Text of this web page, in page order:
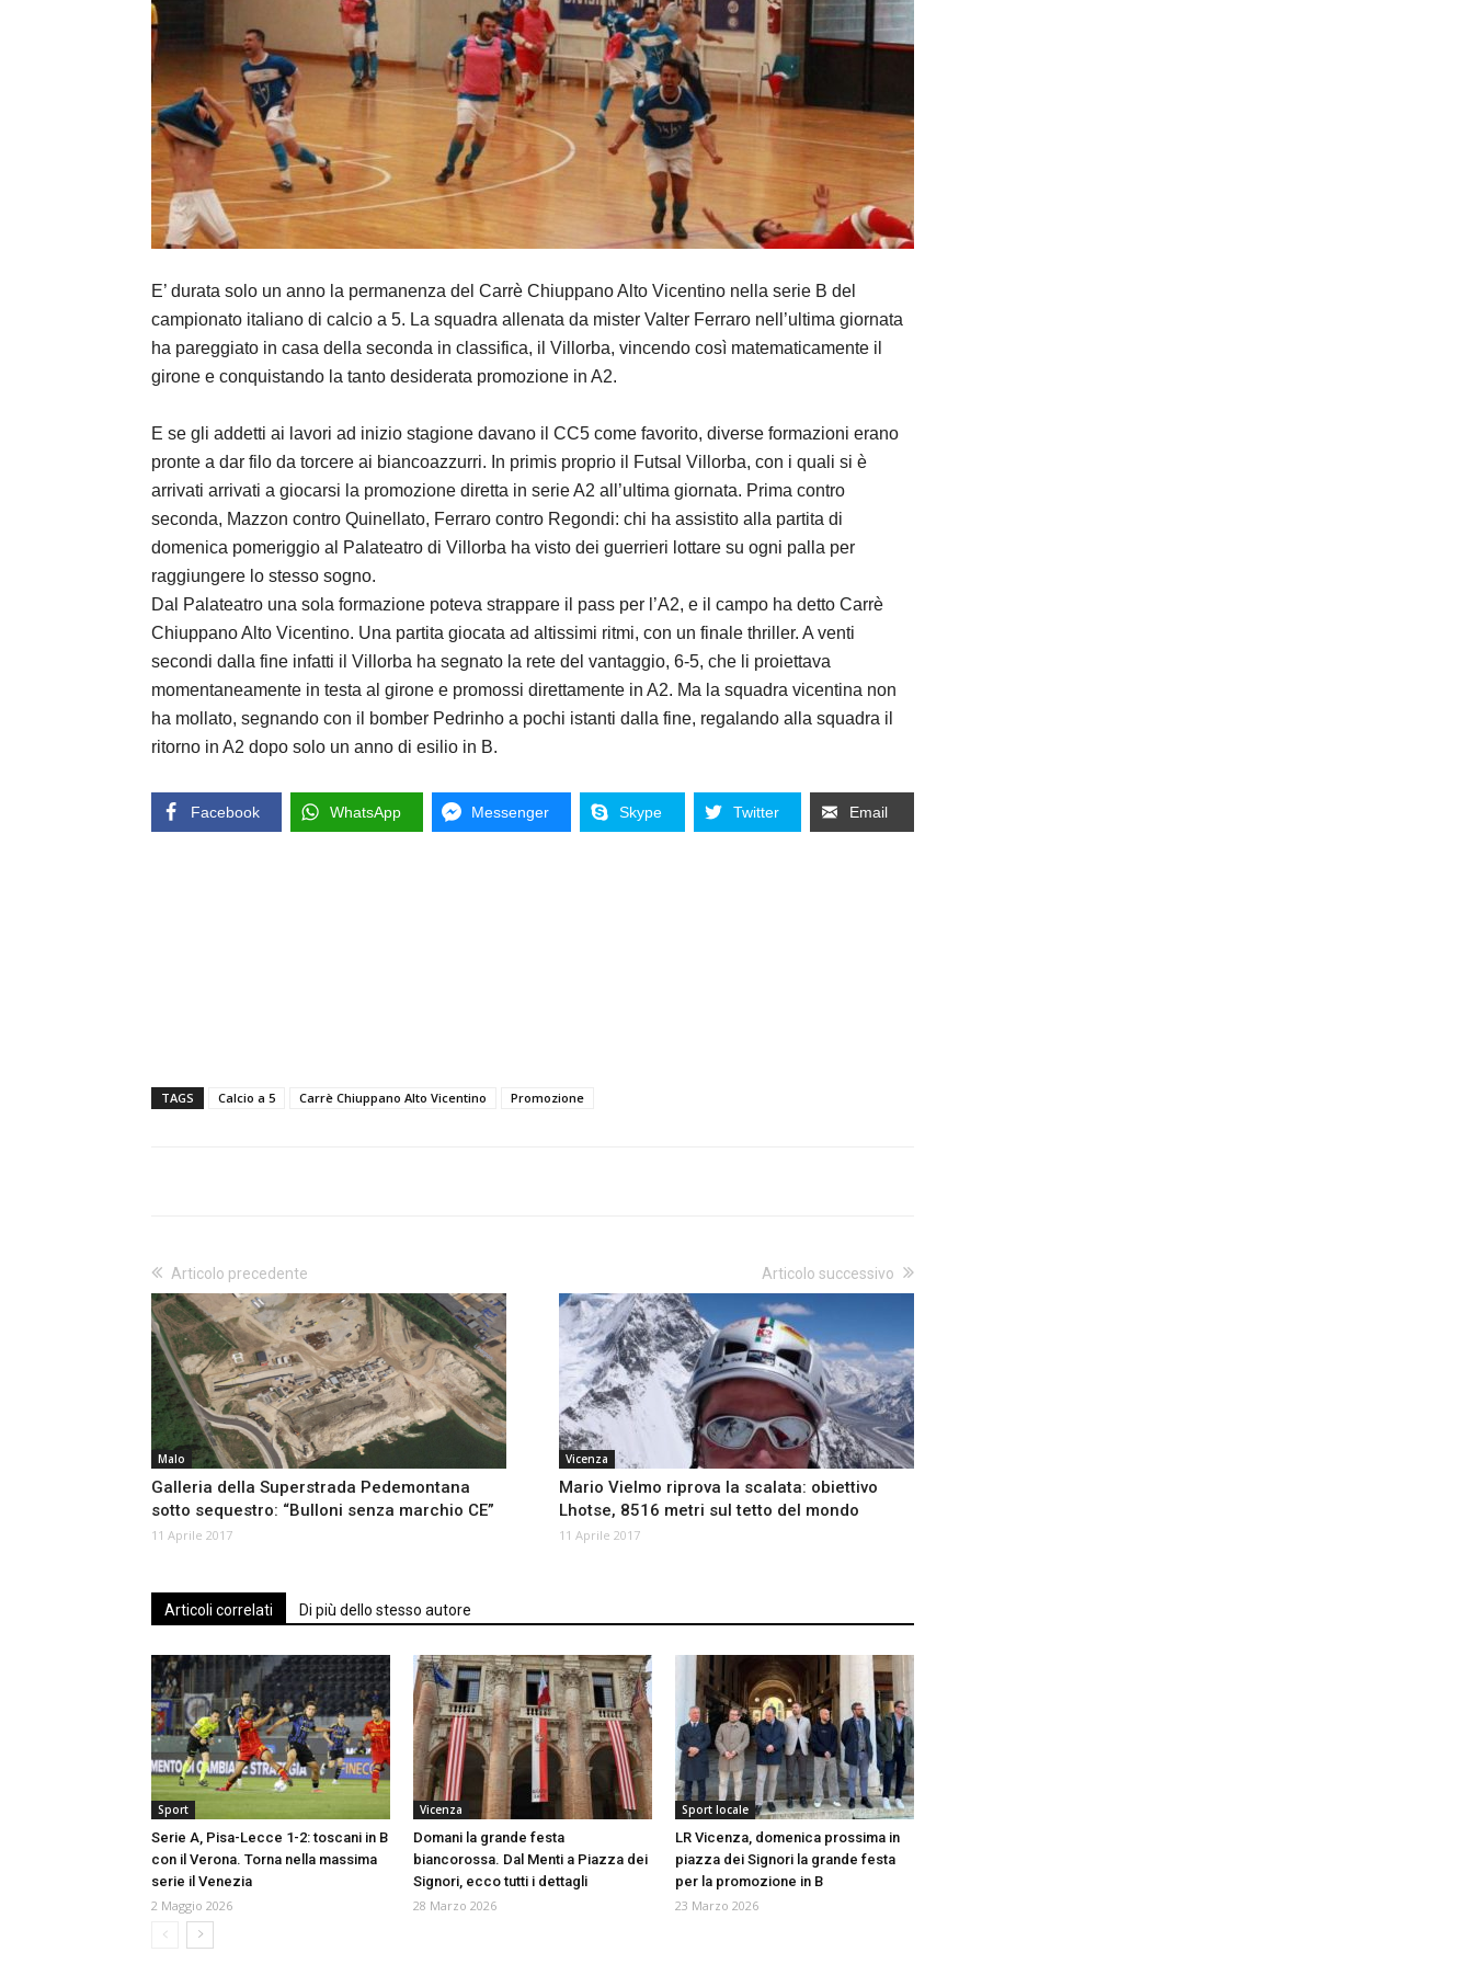
E’ durata solo un anno la permanenza del Carrè Chiuppano Alto Vicentino nella serie B del
campionato italiano di calcio a 5. La squadra allenata da mister Valter Ferraro nell’ultima giornata
ha pareggiato in casa della seconda in classifica, il Villorba, vincendo così matematicamente il
girone e conquistando la tanto desiderata promozione in A2.
E se gli addetti ai lavori ad inizio stagione davano il CC5 come favorito, diverse formazioni erano
pronte a dar filo da torcere ai biancoazzurri. In primis proprio il Futsal Villorba, con i quali si è
arrivati arrivati a giocarsi la promozione diretta in serie A2 all’ultima giornata. Prima contro
seconda, Mazzon contro Quinellato, Ferraro contro Regondi: chi ha assistito alla partita di
domenica pomeriggio al Palateatro di Villorba ha visto dei guerrieri lottare su ogni palla per
raggiungere lo stesso sogno.
Dal Palateatro una sola formazione poteva strappare il pass per l’A2, e il campo ha detto Carrè
Chiuppano Alto Vicentino. Una partita giocata ad altissimi ritmi, con un finale thriller. A venti
secondi dalla fine infatti il Villorba ha segnato la rete del vantaggio, 6-5, che li proiettava
momentaneamente in testa al girone e promossi direttamente in A2. Ma la squadra vicentina non
ha mollato, segnando con il bomber Pedrinho a pochi istanti dalla fine, regalando alla squadra il
ritorno in A2 dopo solo un anno di esilio in B.
Facebook WhatsApp Messenger Skype Twitter Email
TAGS Calcio a 5 Carrè Chiuppano Alto Vicentino Promozione
Articolo precedente
Malo
Galleria della Superstrada Pedemontana
sotto sequestro: “Bulloni senza marchio CE”
11 Aprile 2017
Articolo successivo
Vicenza
Mario Vielmo riprova la scalata: obiettivo
Lhotse, 8516 metri sul tetto del mondo
11 Aprile 2017
Articoli correlati Di più dello stesso autore
Sport
Serie A, Pisa-Lecce 1-2: toscani in B
con il Verona. Torna nella massima
serie il Venezia
2 Maggio 2026
Vicenza
Domani la grande festa
biancorossa. Dal Menti a Piazza dei
Signori, ecco tutti i dettagli
28 Marzo 2026
Sport locale
LR Vicenza, domenica prossima in
piazza dei Signori la grande festa
per la promozione in B
23 Marzo 2026